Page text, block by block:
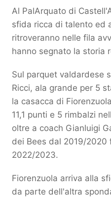
Al PalArquato di
sfida ricca di talento ed
ritroveranno nelle fila
hanno segnato la storia
Sul parquet valdardese
Ricci, ala grande per 5
la casacca di
11,1 punti e 5 rimbalzi
oltre a coach Gianluigi
dei Bees dal 2019/2020
2022/2023.
Fiorenzuola arriva alla
da parte dell'altra